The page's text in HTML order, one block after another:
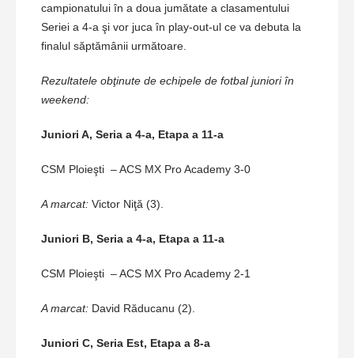
campionatului în a doua jumătate a clasamentului
Seriei a 4-a şi vor juca în play-out-ul ce va debuta la
finalul săptămânii următoare.
Rezultatele obţinute de echipele de fotbal juniori în
weekend:
Juniori A, Seria a 4-a, Etapa a 11-a
CSM Ploieşti – ACS MX Pro Academy 3-0
A marcat: Victor Niţă (3).
Juniori B, Seria a 4-a, Etapa a 11-a
CSM Ploieşti – ACS MX Pro Academy 2-1
A marcat: David Răducanu (2).
Juniori C, Seria Est, Etapa a 8-a